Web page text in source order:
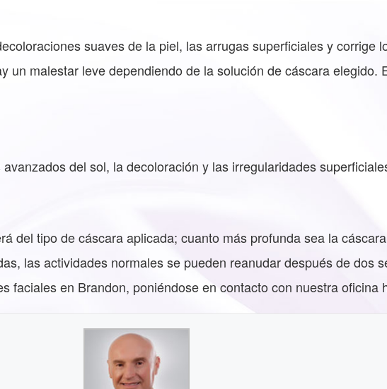
suaves de la piel, las arrugas superficiales y corrige
un malestar leve dependiendo de la solución de cáscara elegido.
del sol, la decoloración y las irregularidades
del tipo de cáscara aplicada; cuanto más profunda sea la
las actividades normales se pueden reanudar después de dos
faciales en Brandon, poniéndose en contacto con nuestra oficina